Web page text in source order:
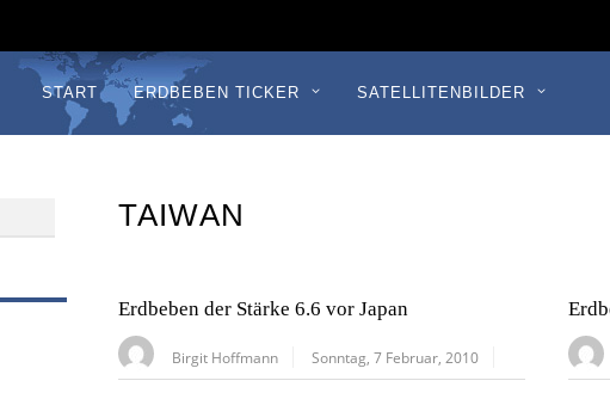
START ERDBEBEN TICKER SATELLITENBILDER
TAIWAN
Erdbeben der Stärke 6.6 vor Japan
Birgit Hoffmann Sonntag, 7 Februar, 2010